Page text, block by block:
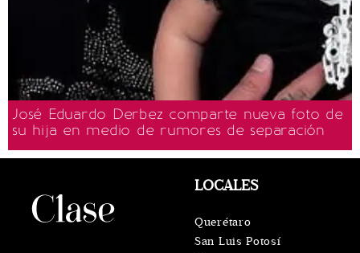
José Eduardo Derbez comparte nueva foto de
su hija en medio de rumores de separación
LOCALES
Querétaro
San Luis Potosí